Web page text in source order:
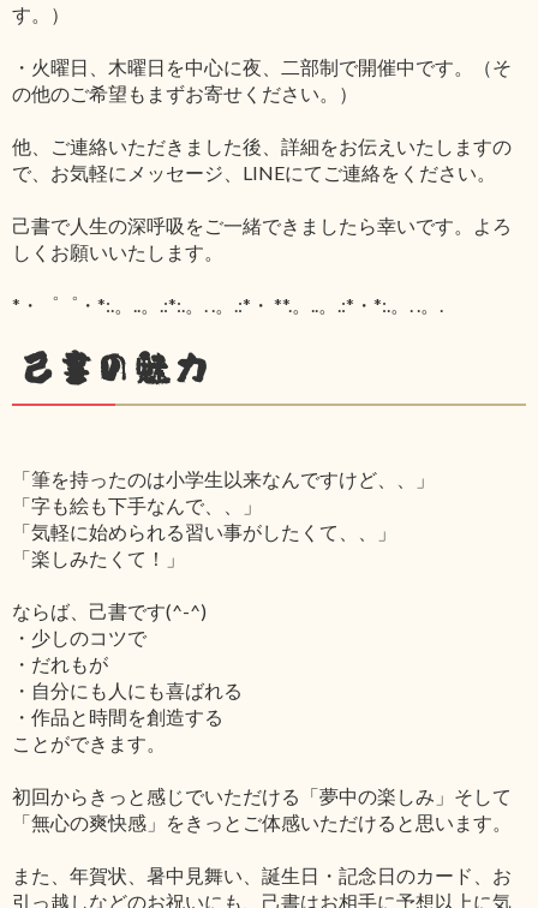
す。）
・火曜日、木曜日を中心に夜、二部制で開催中です。（そ
の他のご希望もまずお寄せください。）
他、ご連絡いただきました後、詳細をお伝えいたしますの
で、お気軽にメッセージ、LINEにてご連絡をください。
己書で人生の深呼吸をご一緒できましたら幸いです。よろ
しくお願いいたします。
*・゜゜・*:.。..。.:*:.。. .。.:*・ **.。..。.:*・*:.。. .。.
己書の魅力
「筆を持ったのは小学生以来なんですけど、、」
「字も絵も下手なんで、、」
「気軽に始められる習い事がしたくて、、」
「楽しみたくて！」
ならば、己書です(^-^)
・少しのコツで
・だれもが
・自分にも人にも喜ばれる
・作品と時間を創造する
ことができます。
初回からきっと感じでいただける「夢中の楽しみ」そして
「無心の爽快感」をきっとご体感いただけると思います。
また、年賀状、暑中見舞い、誕生日・記念日のカード、お
引っ越しなどのお祝いにも、己書はお相手に予想以上に気